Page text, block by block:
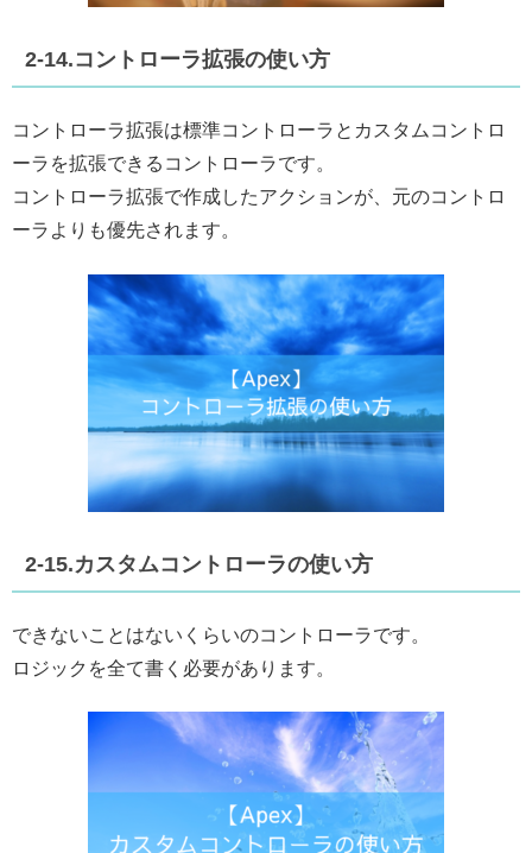
2-14.コントローラ拡張の使い方
コントローラ拡張は標準コントローラとカスタムコントロ
ーラを拡張できるコントローラです。
コントローラ拡張で作成したアクションが、元のコントロ
ーラよりも優先されます。
2-15.カスタムコントローラの使い方
できないことはないくらいのコントローラです。
ロジックを全て書く必要があります。